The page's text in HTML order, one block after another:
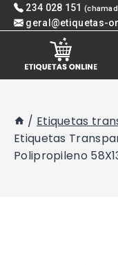
Skip 234 028 151
geral@etiquetas-
/ Etiquetas
Etiquetas
Polipropileno